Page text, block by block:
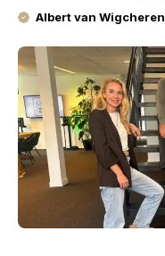
Albert van Wigcheren